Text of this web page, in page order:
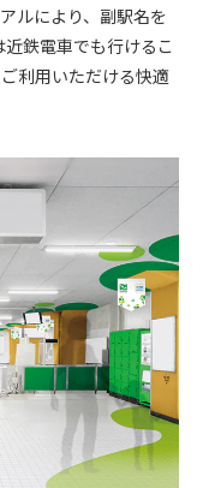
ルにより、副駅名を
近鉄電車でも行けるこ
利用いただける快適